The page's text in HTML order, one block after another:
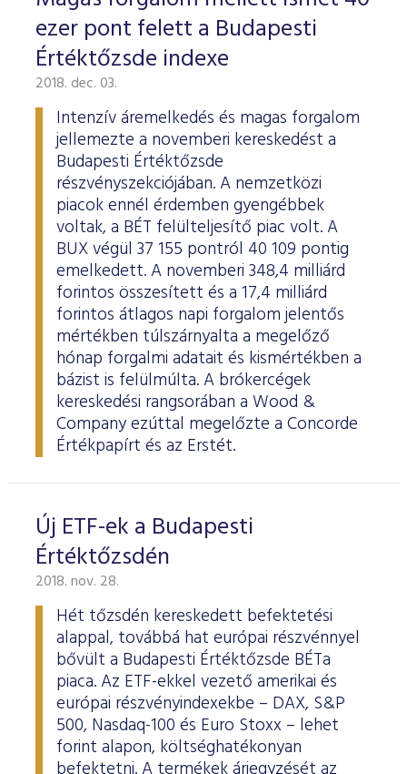
ESG Útmutató
ezer pont felett a Budapesti
Értéktőzsde indexe
2018. dec. 03.
Intenzív áremelkedés és magas forgalom
jellemezte a novemberi kereskedést a
Budapesti Értéktőzsde
részvényszekciójában. A nemzetközi
piacok ennél érdemben gyengébbek
voltak, a BÉT felülteljesítő piac volt. A
BUX végül 37 155 pontról 40 109 pontig
emelkedett. A novemberi 348,4 milliárd
forintos összesített és a 17,4 milliárd
forintos átlagos napi forgalom jelentős
mértékben túlszárnyalta a megelőző
hónap forgalmi adatait és kismértékben a
bázist is felülmúlta. A brókercégek
kereskedési rangsorában a Wood &
Company ezúttal megelőzte a Concorde
Értékpapírt és az Erstét.
Új ETF-ek a Budapesti
Értéktőzsdén
2018. nov. 28.
Hét tőzsdén kereskedett befektetési
alappal, továbbá hat európai részvénnyel
bővült a Budapesti Értéktőzsde BÉTa
piaca. Az ETF-ekkel vezető amerikai és
európai részvényindexekbe – DAX, S&P
500, Nasdaq-100 és Euro Stoxx – lehet
forint alapon, költséghatékonyan